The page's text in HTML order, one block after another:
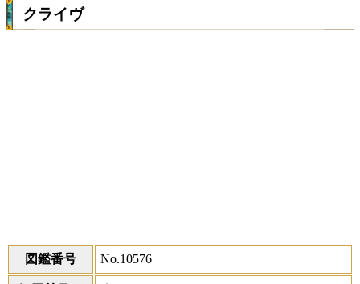
クライヴ
図鑑番号 No.10576